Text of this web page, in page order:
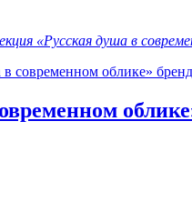
«Русская душа в
современном облике»